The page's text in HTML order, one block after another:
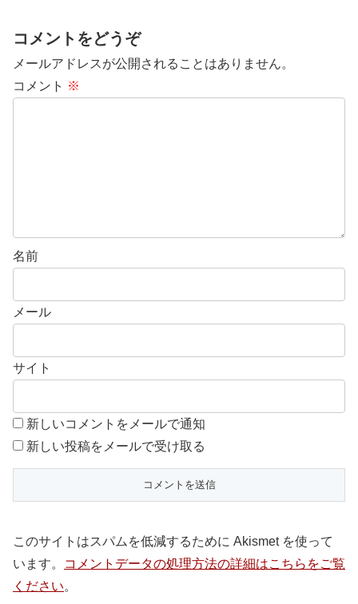
コメントをどうぞ
メールアドレスが公開されることはありません。
コメント ※
名前
メール
サイト
新しいコメントをメールで通知
新しい投稿をメールで受け取る
このサイトはスパムを低減するために Akismet を使って
います。
コメントデータの処理方法の詳細はこちらをご覧
ください。